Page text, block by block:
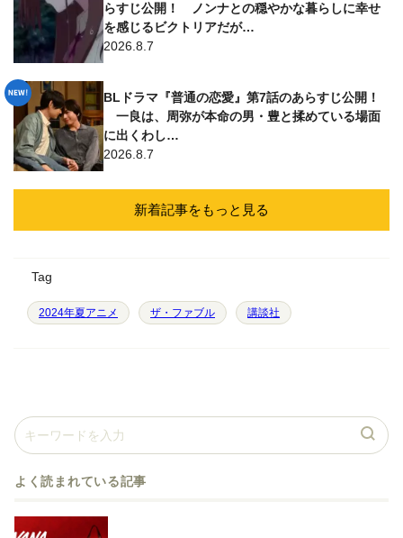
らすじ公開！ ノンナとの穏やかな暮らしに幸せ
を感じるビクトリアだが…
2026.8.7
BLドラマ『普通の恋愛』第7話のあらすじ公開！
一良は、周弥が本命の男・豊と揉めている場面
に出くわし…
2026.8.7
新着記事をもっと見る
Tag
2024年夏アニメ ザ・ファブル 講談社
よく読まれている記事